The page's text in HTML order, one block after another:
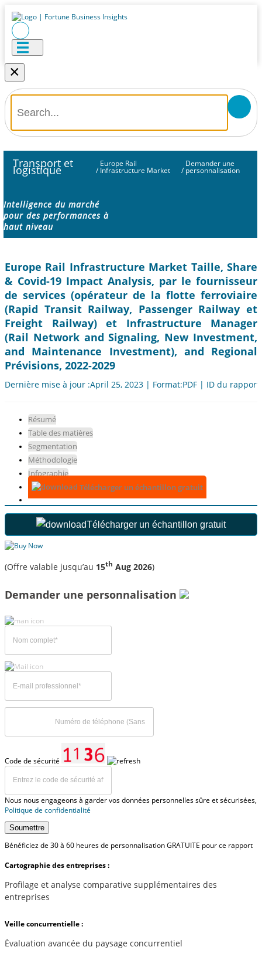
×
Transport et
logistique /
Europe Rail
Infrastructure Market /
Demander une
personnalisation
Intelligence du marché
pour des performances à
haut niveau
Europe Rail Infrastructure Market Taille, Share
& Covid-19 Impact Analysis, par le fournisseur
de services (opérateur de la flotte ferroviaire
(Rapid Transit Railway, Passenger Railway et
Freight Railway) et Infrastructure Manager
(Rail Network and Signaling, New Investment,
and Maintenance Investment), and Regional
Prévisions, 2022-2029
Dernière mise à jour :April 25, 2023 | Format:PDF | ID du
Résumé
Table des matières
Segmentation
Méthodologie
Infographie
Télécharger un échantillon gratuit
Télécharger un échantillon gratuit
(Offre valable jusqu’au 15th Aug 2026)
Demander une personnalisation
Code de sécurité
Nous nous engageons à garder vos données personnelles sûre et sécurisées,
Politique de confidentialité
Soumettre
Bénéficiez de 30 à 60 heures de personnalisation GRATUITE pour ce rapport
Cartographie des entreprises :
Profilage et analyse comparative supplémentaires des
entreprises
Veille concurrentielle :
Évaluation avancée du paysage concurrentiel